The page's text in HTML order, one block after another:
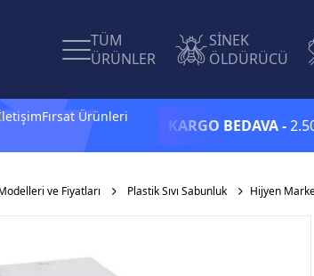
TÜM
ÜRÜNLER
SİNEK
ÖLDÜRÜCÜ
Fırsat Ürünleri
alışverişlerinizdeKARGO BEDAVA -2.500 TL
ve Fiyatları Plastik Sıvı Sabunluk Hijyen